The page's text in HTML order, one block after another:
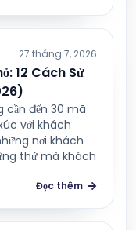
27 tháng 7, 2026
12 Cách Sử
cần đến 30 mã
với khách
nơi khách
thứ mà khách
Đọc thêm